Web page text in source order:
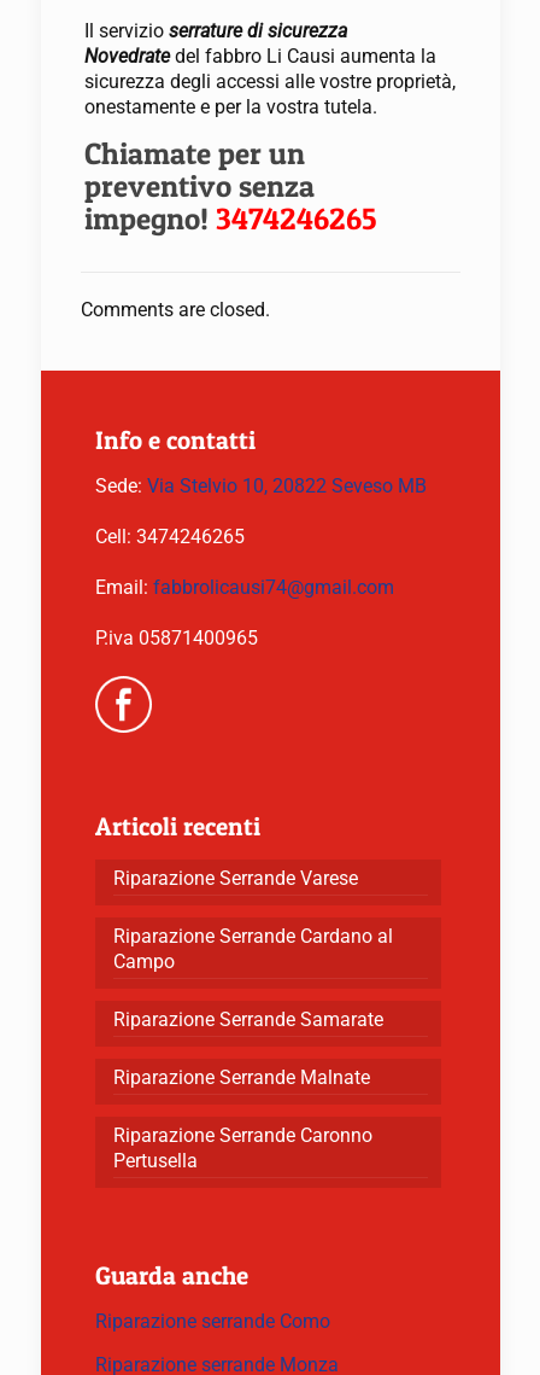
Il servizio serrature di sicurezza
Novedratedel fabbro Li Causi aumenta la
sicurezza degli accessi alle vostre proprietà,
onestamente e per la vostra tutela.
Chiamate per un
preventivo senza
impegno! 3474246265
Comments are closed.
Info e contatti
Sede: Via Stelvio 10, 20822 Seveso MB
Cell: 3474246265
Email: fabbrolicausi74@gmail.com
P.iva 05871400965
Articoli recenti
Riparazione Serrande Varese
Riparazione Serrande Cardano al
Campo
Riparazione Serrande Samarate
Riparazione Serrande Malnate
Riparazione Serrande Caronno
Pertusella
Guarda anche
Riparazione serrande Como
Riparazione serrande Monza